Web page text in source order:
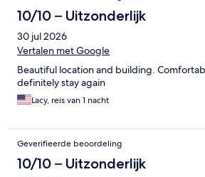
10/10 – Uitzonderlijk
30 jul 2026
Vertalen met Google
Beautiful location and building.
definitely stay again
Lacy, reis van 1 nacht
Geverifieerde beoordeling
10/10 – Uitzonderlijk